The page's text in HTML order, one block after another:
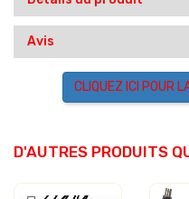
Avis
CLIQUEZ ICI POUR
D'AUTRES PRODUITS